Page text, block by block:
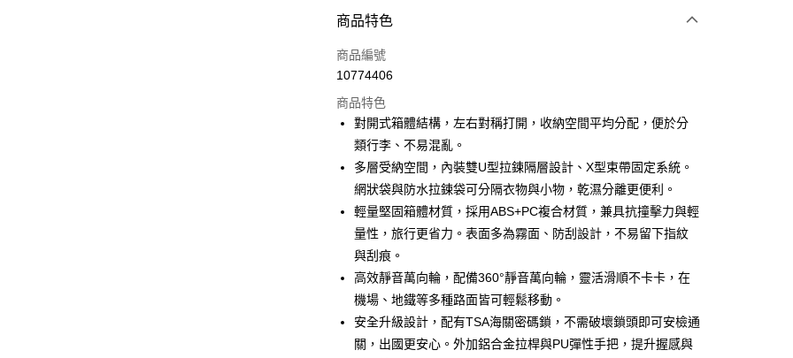
悠遊付
Google Pay
全盈+PAY
大哥付你分期
相關說明
【大哥付你分期使用說明】
2.付款方式選擇「大哥付你分期」，訂單成立後會自動跳轉到大哥付的交易
流程，驗證手機門號後，選擇欲分期的期數、繳款截止日，確認付款後即
完成交易。
3.實際核准額度、可分期數及費用金額請依後續交易確認頁面所載為準。
4.訂單成立30分鐘內，如未前往確認交易或遇審核未通過，訂單將自動取
消。如遇「轉專審核」未通過狀況，表示未達大哥付你分期系統評分，恕
無法說明評估內容。
【繳款方式說明】
ATM付款
運送方式
每筆NT$150，滿NT$299(含以上)免運費
商品特色
商品編號
10774406
商品特色
對開式箱體結構，左右對稱打開，收納空間平均分配，便於分
類行李、不易混亂。
多層受納空間，內裝雙U型拉鍊隔層設計、X型束帶固定系統。
網狀袋與防水拉鍊袋可分隔衣物與小物，乾濕分離更便利。
輕量堅固箱體材質，採用ABS+PC複合材質，兼具抗撞擊力與輕
量性，旅行更省力。表面多為霧面、防刮設計，不易留下指紋
與刮痕。
高效靜音萬向輪，配備360°靜音萬向輪，靈活滑順不卡卡，在
機場、地鐵等多種路面皆可輕鬆移動。
安全升級設計，配有TSA海關密碼鎖，不需破壞鎖頭即可安檢通
關，出國更安心。外加鋁合金拉桿與PU彈性手把，提升握感與